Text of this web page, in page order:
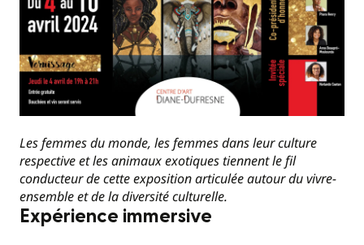
Les femmes du monde, les femmes dans leur culture
respective et les animaux exotiques tiennent le fil
conducteur de cette exposition articulée autour du vivre-
ensemble et de la diversité culturelle.
Expérience immersive